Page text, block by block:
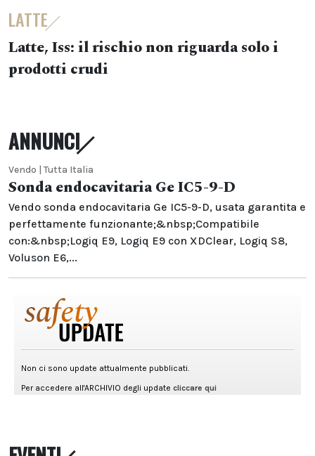
LATTE
Latte, Iss: il rischio non riguarda solo i
prodotti crudi
ANNUNCI
Vendo | Tutta Italia
Sonda endocavitaria Ge IC5-9-D
Vendo sonda endocavitaria Ge IC5-9-D, usata garantita e
perfettamente funzionante;&nbsp;Compatibile
con:&nbsp;Logiq E9, Logiq E9 con XDClear, Logiq S8,
Voluson E6,...